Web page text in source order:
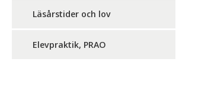
Läsårstider och lov
Elevpraktik, PRAO